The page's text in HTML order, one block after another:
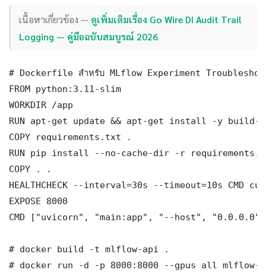
เนื้อหาเกี่ยวข้อง — ดูเพิ่มเติมเรื่อง Go Wire DI Audit Trail
Logging — คู่มือฉบับสมบูรณ์ 2026
# Dockerfile สำหรับ MLflow Experiment
FROM python:3.11-slim
WORKDIR /app
RUN apt-get update && apt-get install -y
COPY requirements.txt .
RUN pip install --no-cache-dir -r
COPY . .
HEALTHCHECK --interval=30s --timeout=10s
EXPOSE 8000
CMD ["uvicorn", "main:app", "--host",
# docker build -t mlflow-api .
# docker run -d -p 8000:8000 --gpus all mlflow-